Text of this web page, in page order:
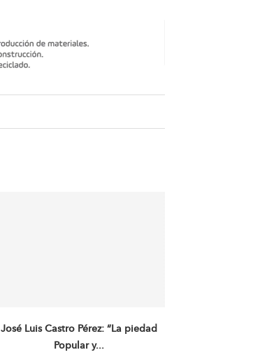
José Luis Castro Pérez: “La piedad
Popular y...